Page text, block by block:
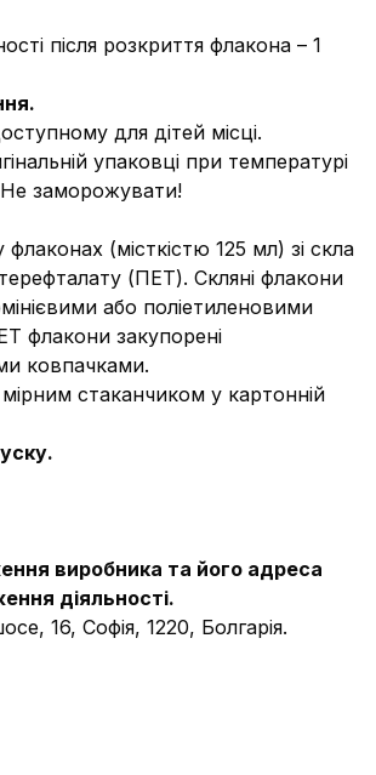
після розкриття флакона – 1
для дітей місці.
упаковці при температурі
заморожувати!
(місткістю 125 мл) зі скла
(ПЕТ). Скляні флакони
або поліетиленовими
флакони закупорені
ковпачками.
стаканчиком у картонній
виробника та його адреса
діяльності.
16, Софія, 1220, Болгарія.